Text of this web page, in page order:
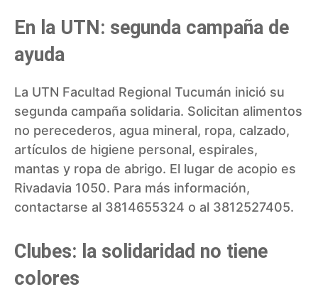
En la UTN: segunda campaña de
ayuda
La UTN Facultad Regional Tucumán inició su
segunda campaña solidaria. Solicitan alimentos
no perecederos, agua mineral, ropa, calzado,
artículos de higiene personal, espirales,
mantas y ropa de abrigo. El lugar de acopio es
Rivadavia 1050. Para más información,
contactarse al 3814655324 o al 3812527405.
Clubes: la solidaridad no tiene
colores